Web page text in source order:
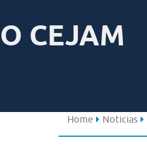
O CEJAM
Home Noticias